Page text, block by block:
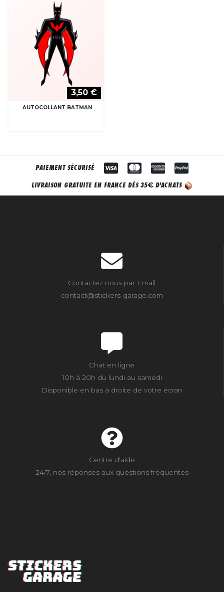
3,50 €
AUTOCOLLANT BATMAN
PAIEMENT SÉCURISÉ
LIVRAISON GRATUITE EN FRANCE DÈS 35€ D'ACHATS
Contactez nous par Email
contact@stickers-garage.com
Chat en ligne
10h à 20h du lundi au samedi
Disponible en bas à droite de votre écran
Centre d'aide
24/7, nos réponses aux questions fréquentes